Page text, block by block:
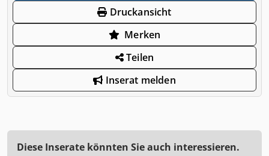
Druckansicht
Merken
Teilen
Inserat melden
Diese Inserate könnten Sie auch interessieren.